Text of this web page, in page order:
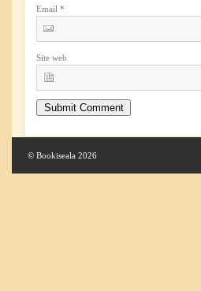
Email *
Site web
© Bookiseala 2026